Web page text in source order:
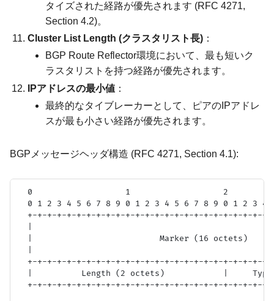
タイズされた経路が優先されます (RFC 4271,
Section 4.2)。
Cluster List Length (クラスタリスト長) ：
BGP Route Reflector環境において、最も短いク
ラスタリストを持つ経路が優先されます。
IPアドレスの最小値 ：
最終的なタイブレーカーとして、ピアのIPアドレ
スが最も小さい経路が優先されます。
BGPメッセージヘッダ構造 (RFC 4271, Section 4.1):
0                   1                   2
0 1 2 3 4 5 6 7 8 9 0 1 2 3 4 5 6 7 8 9 0 1 2 3 4
+-+-+-+-+-+-+-+-+-+-+-+-+-+-+-+-+-+-+-+-+-+-+-+-
|                          Marker (16 octets)
+-+-+-+-+-+-+-+-+-+-+-+-+-+-+-+-+-+-+-+-+-+-+-+-
|          Length (2 octets)            |
+-+-+-+-+-+-+-+-+-+-+-+-+-+-+-+-+-+-+-+-+-+-+-+-